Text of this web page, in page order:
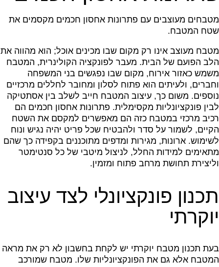
מטבחים מעוצבים עם פתרונות אחסון חכמים מקסמים את
שטח המטבח.
מטבח מעוצב אינו רק מקום שבו מכינים אוכל; הוא מהווה את
הלב הפועם של הבית. מעבר לפונקציה הקולינרית, המטבח
משמש כאזור אירוח, מקום שבו נפגשים בני המשפחה
וחברים, ולעיתים הוא פתוח לסלון ומחובר לחללים מרכזיים
נוספים. משום כך, עיצוב המטבח חייב לשלב בין אסתטיקה
לבין פונקציונליות מקסימלית. פתרונות אחסון חכמים הם
רכיב מרכזי במטבח כזה הם מאפשרים למקסם את השטח
הקיים, לשמור על סדר ולהבטיח שכל פריט יהיה נגיש ונוח
לשימוש. ארונות, מגירות ומדפים מתוכננים בקפידה כך שהם
מתאימים למידות החלל, לניצול מיטבי של כל סנטימטר
וליצירת תחושת מרחב פתוח ומזמין.
תכנון פונקציונלי לצד עיצוב
יוקרתי
בעת תכנון מטבח יוקרתי יש לקחת בחשבון לא רק את מראה
המטבח אלא גם את הפונקציונליות שלו. מטבח שמורכב